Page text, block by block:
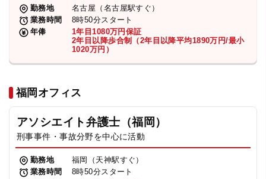
勤務地
名古屋（名古屋駅すぐ）
業務時間
8時50分スタート
年俸
1年目1080万円保証
2年目以降歩合制（2年目以降平均1890万円/最小
1020万円）
福岡オフィス
アソシエイト弁護士（福岡）
刑事事件・事故分野を中心に活動
勤務地
福岡（天神駅すぐ）
業務時間
8時50分スタート